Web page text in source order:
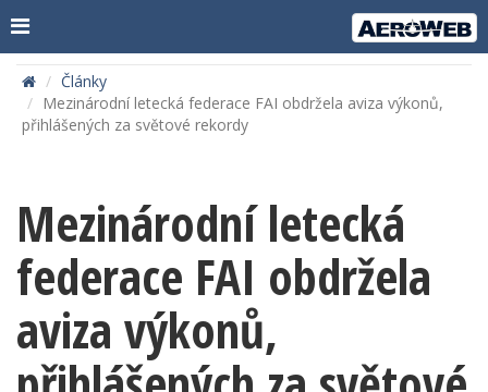
Články
Mezinárodní letecká federace FAI obdržela aviza výkonů,
přihlášených za světové rekordy
Mezinárodní letecká
federace FAI obdržela
aviza výkonů,